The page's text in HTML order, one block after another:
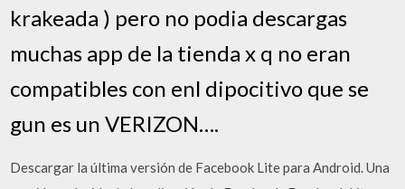
krakeada ) pero no podia descargas
muchas app de la tienda x q no eran
compatibles con enl dipocitivo que se
gun es un VERIZON….
Descargar la última versión de Facebook Lite para Android. Una